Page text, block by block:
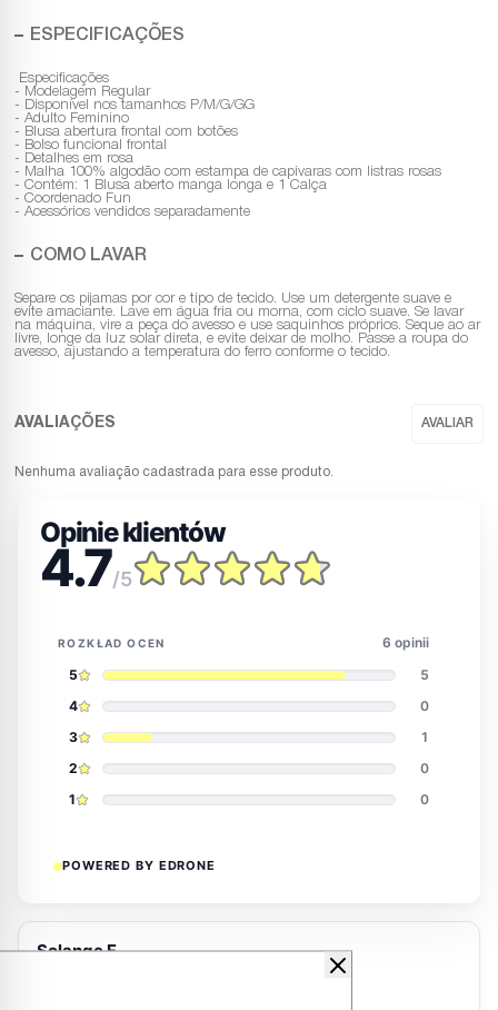
ESPECIFICAÇÕES
Especificações
- Modelagem Regular
- Disponível nos tamanhos P/M/G/GG
- Adulto Feminino
- Blusa abertura frontal com botões
- Bolso funcional frontal
- Detalhes em rosa
- Malha 100% algodão com estampa de capivaras com listras rosas
- Contém: 1 Blusa aberto manga longa e 1 Calça
- Coordenado Fun
- Acessórios vendidos separadamente
COMO LAVAR
Separe os pijamas por cor e tipo de tecido. Use um detergente suave e
evite amaciante. Lave em água fria ou morna, com ciclo suave. Se lavar
na máquina, vire a peça do avesso e use saquinhos próprios. Seque ao ar
livre, longe da luz solar direta, e evite deixar de molho. Passe a roupa do
avesso, ajustando a temperatura do ferro conforme o tecido.
Nenhuma avaliação cadastrada para esse produto.